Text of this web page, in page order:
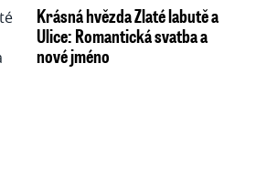
Krásná hvězda Zlaté labutě a
Ulice: Romantická svatba a
nové jméno